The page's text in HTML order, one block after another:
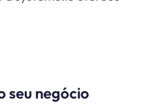
seu negócio